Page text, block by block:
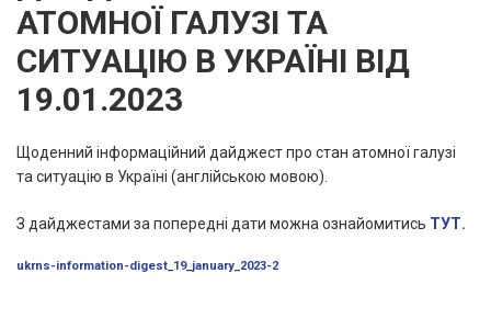
АТОМНОЇ ГАЛУЗІ ТА
СИТУАЦІЮ В УКРАЇНІ ВІД
19.01.2023
Щоденний інформаційний дайджест про стан атомної галузі
та ситуацію в Україні (англійською мовою).
З дайджестами за попередні дати можна ознайомитись ТУТ.
ukrns-information-digest_19_january_2023-2